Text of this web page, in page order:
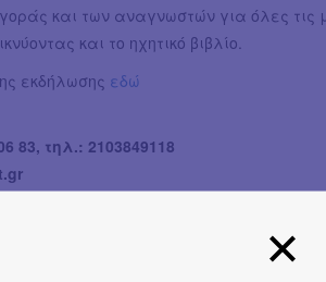
και των αναγνωστών για όλες τις
και το ηχητικό βιβλίο.
εκδήλωσης εδώ
83, τηλ.: 2103849118